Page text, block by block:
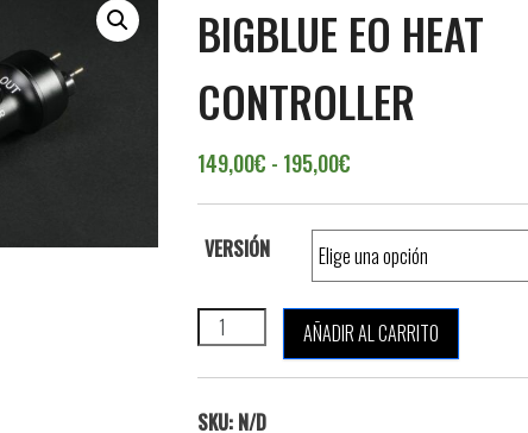
BIGBLUE EO HEAT
CONTROLLER
149,00€ - 195,00€Rango de precios:
VERSIÓN
BIGBLUE EO HEAT CONTROLLER cantidad
AÑADIR AL CARRITO
SKU: N/D